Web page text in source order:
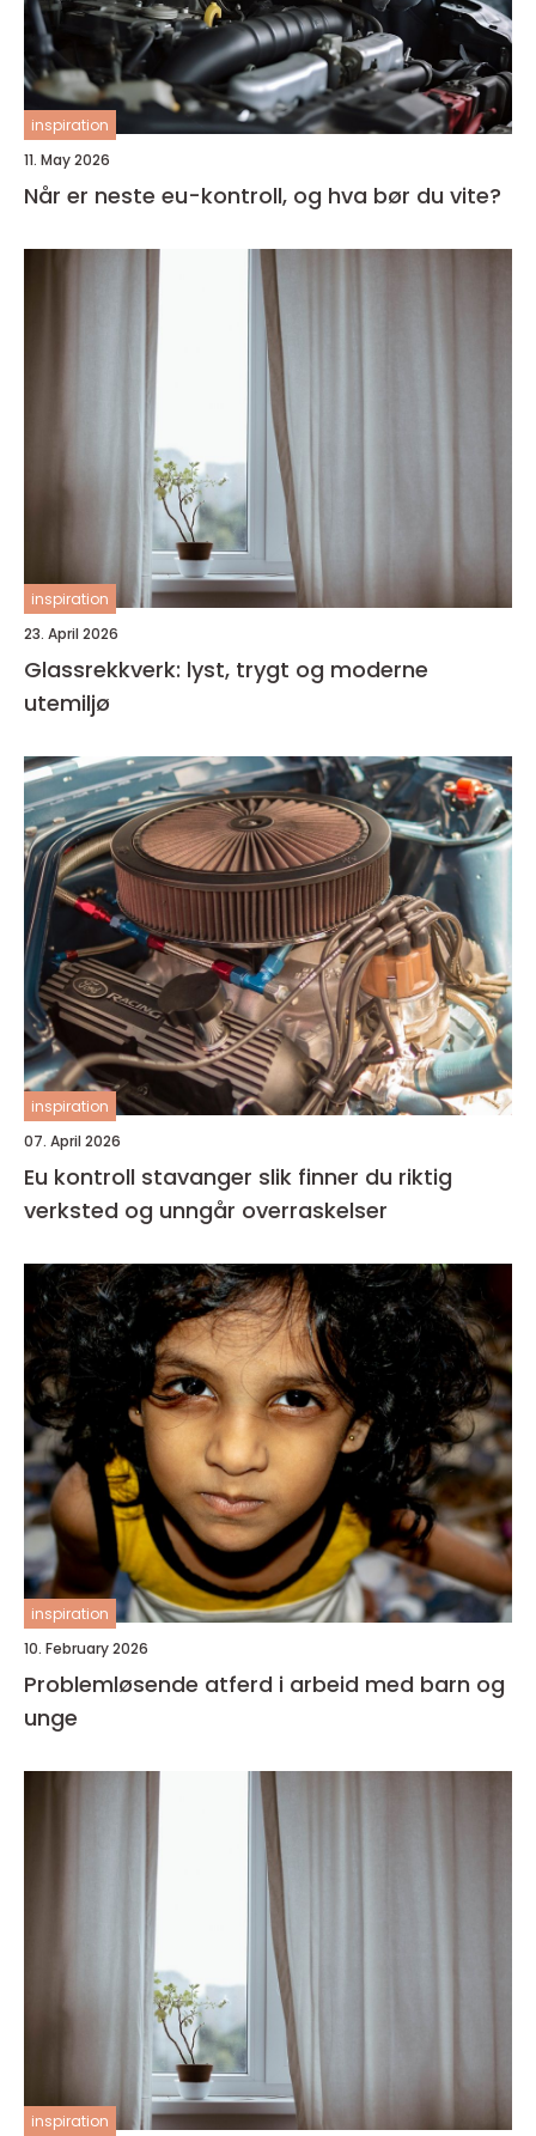
inspiration
11. May 2026
Når er neste eu-kontroll, og hva bør du vite?
inspiration
23. April 2026
Glassrekkverk: lyst, trygt og moderne
utemiljø
inspiration
07. April 2026
Eu kontroll stavanger slik finner du riktig
verksted og unngår overraskelser
inspiration
10. February 2026
Problemløsende atferd i arbeid med barn og
unge
inspiration